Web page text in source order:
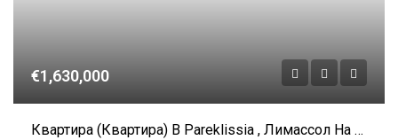
€1,630,000
Квартира (Квартира) В Pareklissia , Лимассол На Продажу